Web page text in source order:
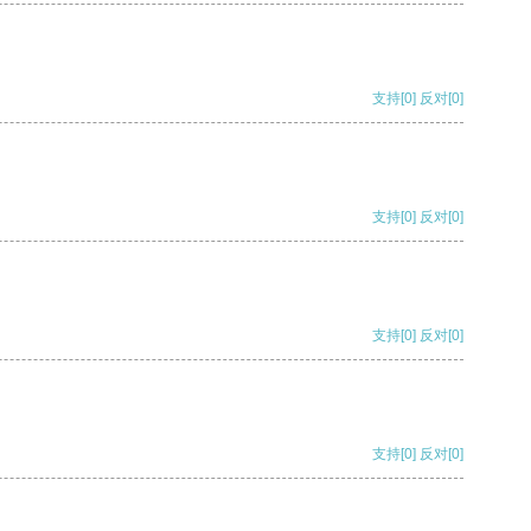
支持[0] 反对[0]
支持[0] 反对[0]
支持[0] 反对[0]
支持[0] 反对[0]